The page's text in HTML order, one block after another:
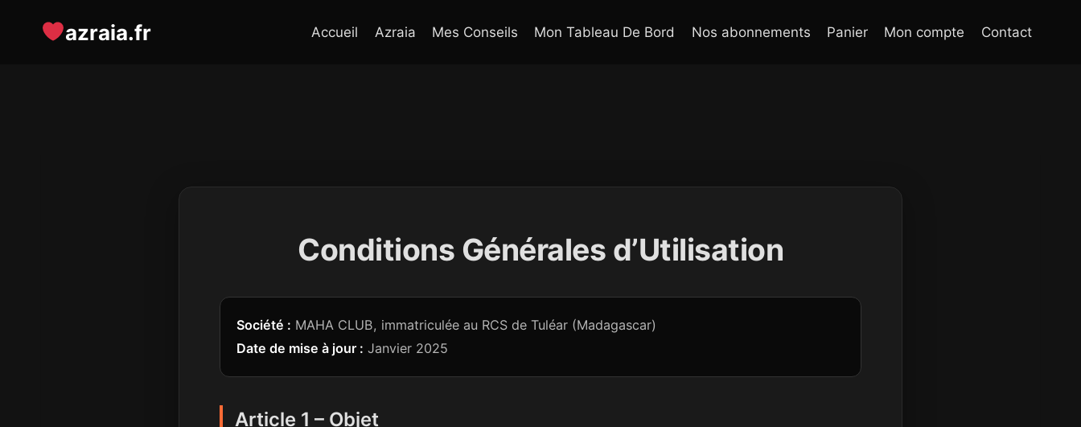
azraia.fr Accueil Azraia Mes Conseils Mon Tableau De Bord Nos abonnements Panier Mon compte Contact
Conditions Générales d’Utilisation
Société : MAHA CLUB, immatriculée au RCS de Tuléar (Madagascar)
Date de mise à jour : Janvier 2025
Article 1 – Objet